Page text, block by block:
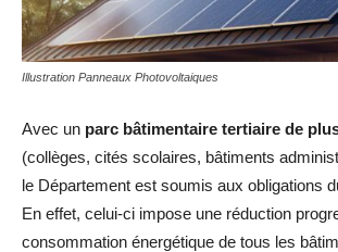
Illustration Panneaux Photovoltaiques
Avec un parc bâtimentaire tertiaire de
(collèges, cités scolaires, bâtiments
le Département est soumis aux obligations
En effet, celui-ci impose une réduction
consommation énergétique de tous les